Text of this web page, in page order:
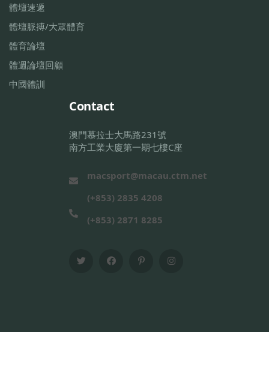
體壇速遞
體壇脈搏/大眾體育
體育論壇
體週論壇回顧
中國體訓
Contact
澳門慕拉士大馬路231號
南方工業大廈第一期七樓C座
macsport@macau.ctm.net
(+853) 2835 4208
(+853) 2871 8285